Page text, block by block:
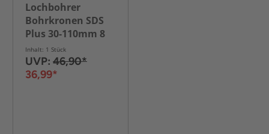
Lochbohrer
Bohrkronen SDS
Plus 30-110mm 8
tlg. Set
Inhalt: 1 Stück
UVP: 46,90*
36,99*